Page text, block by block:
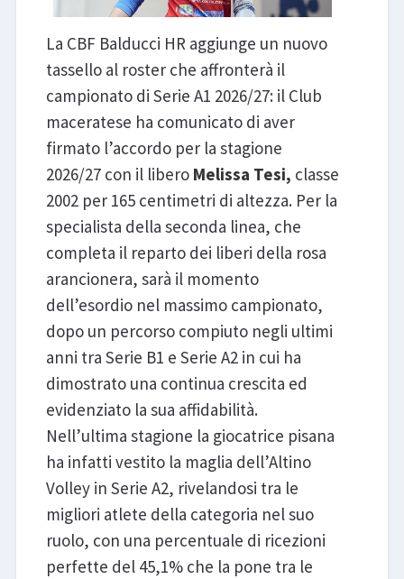
La CBF Balducci HR aggiunge un nuovo
tassello al roster che affronterà il
campionato di Serie A1 2026/27: il Club
maceratese ha comunicato di aver
firmato l’accordo per la stagione
2026/27 con il libero Melissa Tesi, classe
2002 per 165 centimetri di altezza. Per la
specialista della seconda linea, che
completa il reparto dei liberi della rosa
arancionera, sarà il momento
dell’esordio nel massimo campionato,
dopo un percorso compiuto negli ultimi
anni tra Serie B1 e Serie A2 in cui ha
dimostrato una continua crescita ed
evidenziato la sua affidabilità.
Nell’ultima stagione la giocatrice pisana
ha infatti vestito la maglia dell’Altino
Volley in Serie A2, rivelandosi tra le
migliori atlete della categoria nel suo
ruolo, con una percentuale di ricezioni
perfette del 45,1% che la pone tra le